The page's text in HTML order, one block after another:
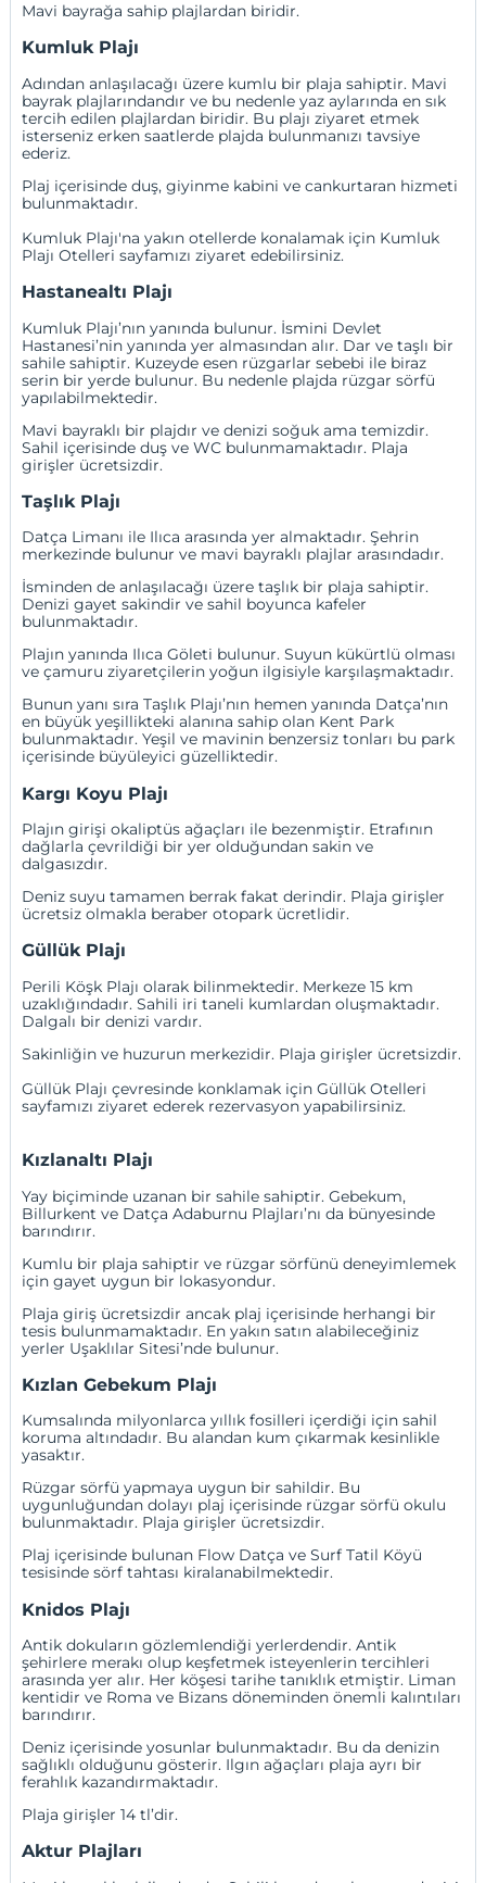
Mavi bayrağa sahip plajlardan biridir.
Kumluk Plajı
Adından anlaşılacağı üzere kumlu bir plaja sahiptir. Mavi
bayrak plajlarındandır ve bu nedenle yaz aylarında en sık
tercih edilen plajlardan biridir. Bu plajı ziyaret etmek
isterseniz erken saatlerde plajda bulunmanızı tavsiye
ederiz.
Plaj içerisinde duş, giyinme kabini ve cankurtaran hizmeti
bulunmaktadır.
Kumluk Plajı'na yakın otellerde konalamak için Kumluk
Plajı Otelleri sayfamızı ziyaret edebilirsiniz.
Hastanealtı Plajı
Kumluk Plajı’nın yanında bulunur. İsmini Devlet
Hastanesi’nin yanında yer almasından alır. Dar ve taşlı bir
sahile sahiptir. Kuzeyde esen rüzgarlar sebebi ile biraz
serin bir yerde bulunur. Bu nedenle plajda rüzgar sörfü
yapılabilmektedir.
Mavi bayraklı bir plajdır ve denizi soğuk ama temizdir.
Sahil içerisinde duş ve WC bulunmamaktadır. Plaja
girişler ücretsizdir.
Taşlık Plajı
Datça Limanı ile Ilıca arasında yer almaktadır. Şehrin
merkezinde bulunur ve mavi bayraklı plajlar arasındadır.
İsminden de anlaşılacağı üzere taşlık bir plaja sahiptir.
Denizi gayet sakindir ve sahil boyunca kafeler
bulunmaktadır.
Plajın yanında Ilıca Göleti bulunur. Suyun kükürtlü olması
ve çamuru ziyaretçilerin yoğun ilgisiyle karşılaşmaktadır.
Bunun yanı sıra Taşlık Plajı’nın hemen yanında Datça’nın
en büyük yeşillikteki alanına sahip olan Kent Park
bulunmaktadır. Yeşil ve mavinin benzersiz tonları bu park
içerisinde büyüleyici güzelliktedir.
Kargı Koyu Plajı
Plajın girişi okaliptüs ağaçları ile bezenmiştir. Etrafının
dağlarla çevrildiği bir yer olduğundan sakin ve
dalgasızdır.
Deniz suyu tamamen berrak fakat derindir. Plaja girişler
ücretsiz olmakla beraber otopark ücretlidir.
Güllük Plajı
Perili Köşk Plajı olarak bilinmektedir. Merkeze 15 km
uzaklığındadır. Sahili iri taneli kumlardan oluşmaktadır.
Dalgalı bir denizi vardır.
Sakinliğin ve huzurun merkezidir. Plaja girişler ücretsizdir.
Güllük Plajı çevresinde konklamak içinGüllük Otelleri
sayfamızı ziyaret ederek rezervasyon yapabilirsiniz.
Kızlanaltı Plajı
Yay biçiminde uzanan bir sahile sahiptir. Gebekum,
Billurkent ve Datça Adaburnu Plajları’nı da bünyesinde
barındırır.
Kumlu bir plaja sahiptir ve rüzgar sörfünü deneyimlemek
için gayet uygun bir lokasyondur.
Plaja giriş ücretsizdir ancak plaj içerisinde herhangi bir
tesis bulunmamaktadır. En yakın satın alabileceğiniz
yerler Uşaklılar Sitesi’nde bulunur.
Kızlan Gebekum Plajı
Kumsalında milyonlarca yıllık fosilleri içerdiği için sahil
koruma altındadır. Bu alandan kum çıkarmak kesinlikle
yasaktır.
Rüzgar sörfü yapmaya uygun bir sahildir. Bu
uygunluğundan dolayı plaj içerisinde rüzgar sörfü okulu
bulunmaktadır. Plaja girişler ücretsizdir.
Plaj içerisinde bulunan Flow Datça ve Surf Tatil Köyü
tesisinde sörf tahtası kiralanabilmektedir.
Knidos Plajı
Antik dokuların gözlemlendiği yerlerdendir. Antik
şehirlere merakı olup keşfetmek isteyenlerin tercihleri
arasında yer alır. Her köşesi tarihe tanıklık etmiştir. Liman
kentidir ve Roma ve Bizans döneminden önemli kalıntıları
barındırır.
Deniz içerisinde yosunlar bulunmaktadır. Bu da denizin
sağlıklı olduğunu gösterir. Ilgın ağaçları plaja ayrı bir
ferahlık kazandırmaktadır.
Plaja girişler 14 tl’dir.
Aktur Plajları